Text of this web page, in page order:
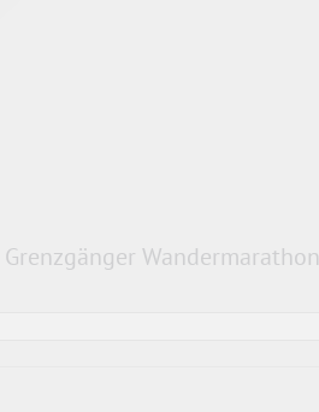
Wandermarathon